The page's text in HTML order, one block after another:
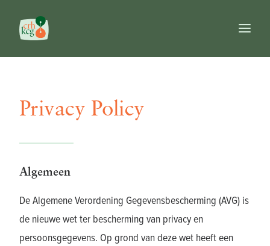
Publicaties
Prijzen
NL
EN
Search
Privacy Policy
Algemeen
De Algemene Verordening Gegevensbescherming (AVG) is
de nieuwe wet ter bescherming van privacy en
persoonsgegevens. Op grond van deze wet heeft een